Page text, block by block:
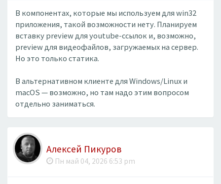
В компонентах, которые мы используем для win32
приложения, такой возможности нету. Планируем
вставку preview для youtube-ссылок и, возможно,
preview для видеофайлов, загружаемых на сервер.
Но это только статика.
В альтернативном клиенте для Windows/Linux и
macOS — возможно, но там надо этим вопросом
отдельно заниматься.
Алексей Пикуров
Пн май 04, 2026 6:53 pm